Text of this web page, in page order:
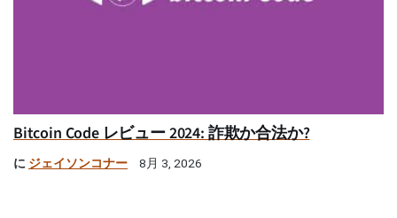
Bitcoin Code レビュー 2024: 詐欺か合法か?
に ジェイソンコナー 8月 3, 2026